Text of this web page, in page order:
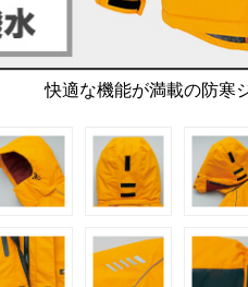
快適な機能が満載の防寒